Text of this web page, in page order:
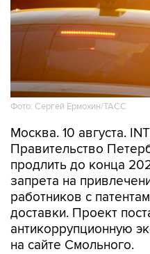
Фото: Сергей Ермохин/ТАСС
Москва. 10 августа.
Правительство
продлить до конца
запрета на
работников с
доставки. Проект
антикоррупционную
на сайте Смольного.